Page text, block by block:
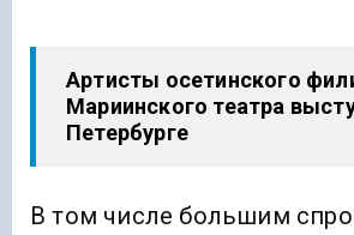
Артисты осетинского
Мариинского театра
Петербурге
В том числе большим